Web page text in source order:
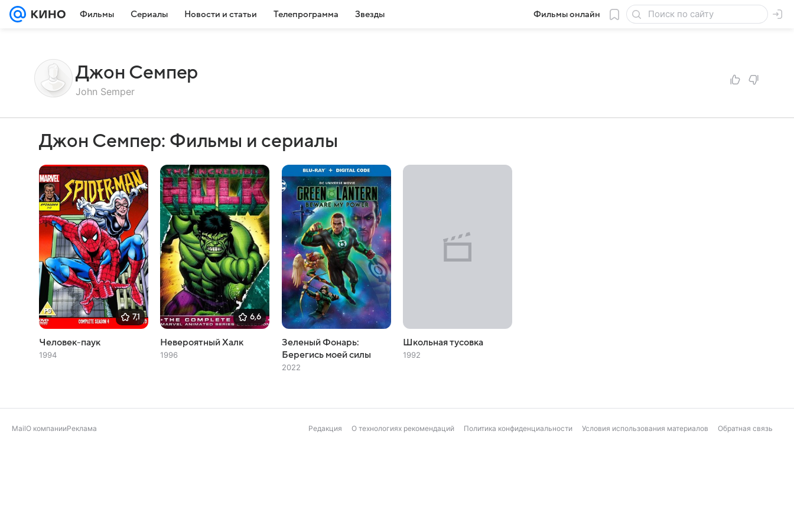
Фильмы Сериалы Новости и статьи Телепрограмма Звезды Фильмы онлайн
Джон Семпер
John Semper
Джон Семпер: Фильмы и сериалы
7,1
Человек-паук
1994
6,6
Невероятный Халк
1996
Зеленый Фонарь:
Берегись моей силы
2022
Школьная тусовка
1992
MailО компанииРеклама Редакция О технологиях рекомендаций Политика конфиденциальности Условия использования материалов Обратная связь